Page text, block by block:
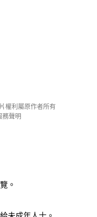
權利屬原作者所有
務聲明
。